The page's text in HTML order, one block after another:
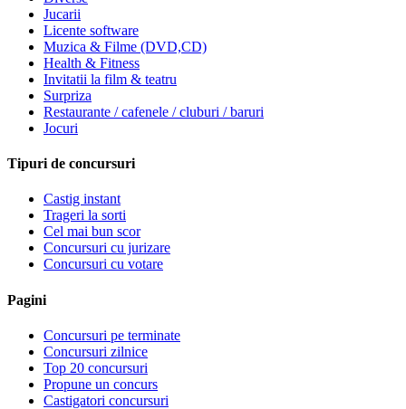
Jucarii
Licente software
Muzica & Filme (DVD,CD)
Health & Fitness
Invitatii la film & teatru
Surpriza
Restaurante / cafenele / cluburi / baruri
Jocuri
Tipuri de concursuri
Castig instant
Trageri la sorti
Cel mai bun scor
Concursuri cu jurizare
Concursuri cu votare
Pagini
Concursuri pe terminate
Concursuri zilnice
Top 20 concursuri
Propune un concurs
Castigatori concursuri